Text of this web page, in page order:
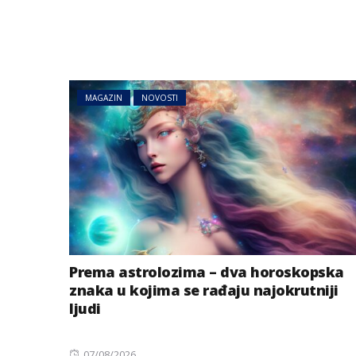
MAGAZIN NOVOSTI
Prema astrolozima – dva horoskopska
znaka u kojima se rađaju najokrutniji
ljudi